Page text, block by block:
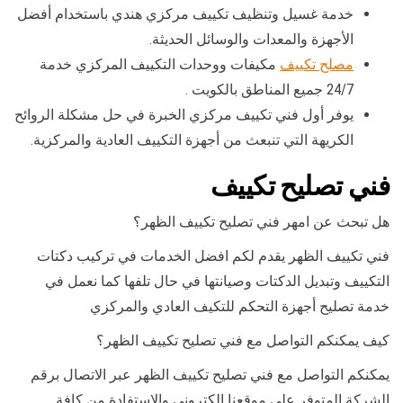
خدمة غسيل وتنظيف تكييف مركزي هندي باستخدام أفضل
الأجهزة والمعدات والوسائل الحديثة.
مصلح تكييف مكيفات ووحدات التكييف المركزي خدمة
24/7 جميع المناطق بالكويت .
يوفر أول فني تكييف مركزي الخبرة في حل مشكلة الروائح
الكريهة التي تنبعث من أجهزة التكييف العادية والمركزية.
فني تصليح تكييف
هل تبحث عن امهر فني تصليح تكييف الظهر؟
فني تكييف الظهر يقدم لكم افضل الخدمات في تركيب دكتات
التكييف وتبديل الدكتات وصيانتها في حال تلفها كما نعمل في
خدمة تصليح أجهزة التحكم للتكيف العادي والمركزي
كيف يمكنكم التواصل مع فني تصليح تكييف الظهر؟
يمكنكم التواصل مع فني تصليح تكييف الظهر عبر الاتصال برقم